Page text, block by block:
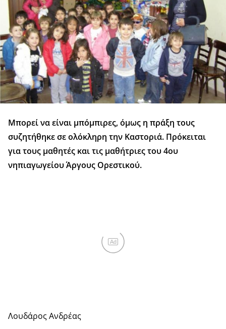
Μπορεί να είναι μπόμπιρες, όμως η πράξη τους
συζητήθηκε σε ολόκληρη την Καστοριά. Πρόκειται
για τους μαθητές και τις μαθήτριες του 4ου
νηπιαγωγείου Άργους Ορεστικού.
Ad
Λουδάρος Ανδρέας